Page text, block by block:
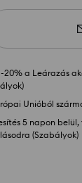
20% a Leárazás
Unióból
5 napon
(Szabályok)